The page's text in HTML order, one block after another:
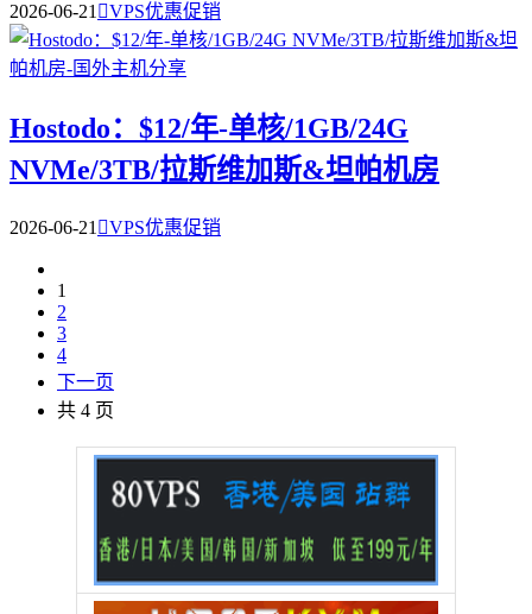
2026-06-21 VPS优惠促销
Hostodo：$12/年-单核/1GB/24G
NVMe/3TB/拉斯维加斯&坦帕机房
2026-06-21 VPS优惠促销
1
2
3
4
下一页
共 4 页